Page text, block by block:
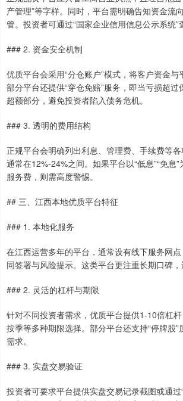
产管理”等字样。同时，平台需明确告知资金流
管。投资者可通过“国家企业信用信息公示系统”
### 2. 资金安全机制
优质平台会采用“分仓账户”模式，将客户资金与
部分平台还提供“穿仓免赔”服务，即当亏损超过
超额部分，避免投资者陷入债务危机。
### 3. 透明的费用结构
正规平台会明确列出利息、管理费、手续费等
通常在12%-24%之间。如果平台以“低息”“免息
服务费，则需高度警惕。
## 三、江西本地优质平台特征
### 1. 本地化服务
在江西运营多年的平台，通常设有线下服务网
同签署与风险提示。这类平台更注重长期口碑，
### 2. 灵活的杠杆与期限
针对不同投资者需求，优质平台提供1-10倍杠杆
按季等多种期限选择。部分平台还支持“停牌股
需求。
### 3. 实盘交易验证
投资者可要求平台提供实盘交易记录截图或通过